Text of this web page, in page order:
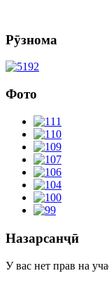
Рӯзнома
Фото
Назарсанҷӣ
У вас нет прав на